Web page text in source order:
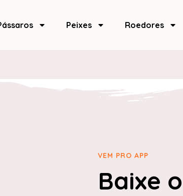
Peixes Roedores
VEM PRO APP
Baixe